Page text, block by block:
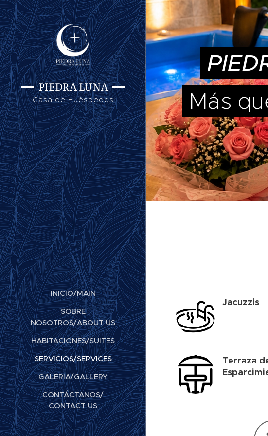
PIEDRA LUNA
Casa de Huéspedes
INICIO/MAIN
SOBRE
NOSOTROS/ABOUT US
HABITACIONES/SUITES
SERVICIOS/SERVICES
GALERIA/GALLERY
CONTÁCTANOS/
CONTACT US
Más
Jacuzzis
Terraza